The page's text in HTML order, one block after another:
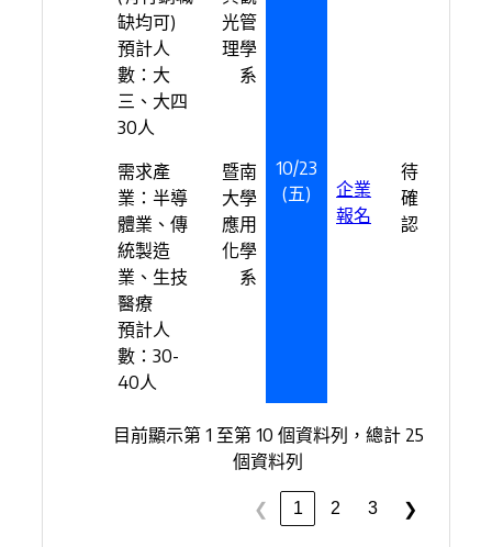
缺均可)
預計人
數：大
三、大四
30人
光管
理學
系
需求產
業：半導
體業、傳
統製造
業、生技
醫療
預計人
數：30-
40人
暨南
大學
應用
化學
系
10/23
(五)
企業
報名
待
確
認
目前顯示第 1 至第 10 個資料列，總計 25
個資料列
❮ 1 2 3 ❯